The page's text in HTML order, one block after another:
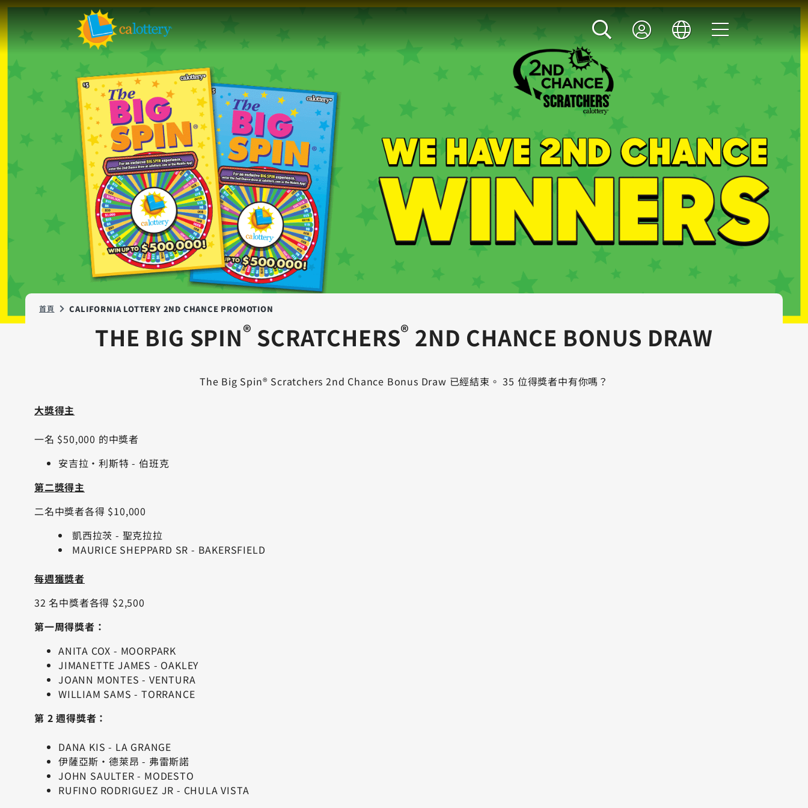
首頁 CALIFORNIA LOTTERY 2ND CHANCE PROMOTION
THE BIG SPIN® SCRATCHERS® 2ND CHANCE BONUS DRAW
The Big Spin® Scratchers 2nd Chance Bonus Draw 已經結束。 35 位得獎者中有你嗎？
大獎得主
一名 $50,000 的中獎者
安吉拉·利斯特 - 伯班克
第二獎得主
二名中獎者各得 $10,000
凱西拉茨 - 聖克拉拉
MAURICE SHEPPARD SR - BAKERSFIELD
每週獲獎者
32 名中獎者各得 $2,500
第一周得獎者：
ANITA COX - MOORPARK
JIMANETTE JAMES - OAKLEY
JOANN MONTES - VENTURA
WILLIAM SAMS - TORRANCE
第 2 週得獎者：
DANA KIS - LA GRANGE
伊薩亞斯·德萊昂 - 弗雷斯諾
JOHN SAULTER - MODESTO
RUFINO RODRIGUEZ JR - CHULA VISTA